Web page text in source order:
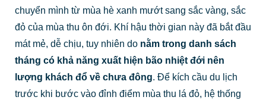
chuyển mình từ mùa hè xanh mướt sang sắc vàng, sắc
đỏ của mùa thu ôn đới. Khí hậu thời gian này đã bắt đầu
mát mẻ, dễ chịu, tuy nhiên donằm trong danh sách
tháng có khả năng xuất hiện bão nhiệt đới nên
lượng khách đổ về chưa đông. Để kích cầu du lịch
trước khi bước vào đỉnh điểm mùa thu lá đỏ, hệ thống